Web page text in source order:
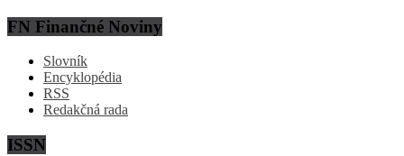
FN Finančné Noviny
Slovník
Encyklopédia
RSS
Redakčná rada
ISSN